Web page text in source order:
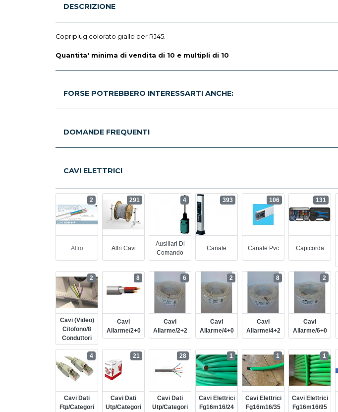
DESCRIZIONE
Copriplug colorato giallo per RJ45.
Quantita' minima di vendita di 10 e multipli di 10
FORSE POTREBBERO INTERESSARTI ANCHE:
DOMANDE FREQUENTI
CAVI ELETTRICI
Altro
2
Altri Cavi
291
Ausiliari Di
Comando
4
Canale
393
Canale Pvc
106
Capicorda
131
Cavi (video)
Citofono/8
Conduttori
2
Cavi
Allarme/2+0
8
Cavi
Allarme/2+2
6
Cavi
Allarme/4+0
2
Cavi
Allarme/4+2
8
Cavi
Allarme/6+0
2
Cavi Dati
Ftp/categori
4
Cavi Dati
Utp/categori
21
Cavi Dati
Utp/categori
28
Cavi Elettrici
Fg16m16/24
1
Cavi Elettrici
Fg16m16/35
1
Cavi Elettrici
Fg16m16/95
1